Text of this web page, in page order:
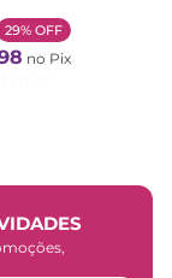
29% OFF
no Pix